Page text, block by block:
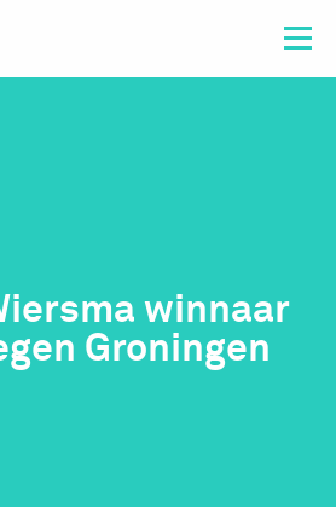
winnaar
Groningen